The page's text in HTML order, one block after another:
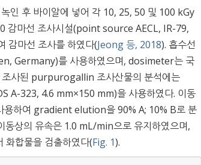
후 바이알에 넣어 각 10, 25, 50 및 100 kGy
감마선 조사시설(point source AECL, IR-79,
마선 조사를 하였다(Jeong 등, 2018). 흡수선
Germany)를 사용하였으며, dosimeter는 국
조사된 purpurogallin 조사산물의 분석에는
A-323, 4.6 mm×150 mm)을 사용하였다. 이동
하여 gradient elution을 90% A; 10% B로 분
상의 유속은 1.0 mL/min으로 유지하였으며,
합물을 검출하였다(Fig. 1).